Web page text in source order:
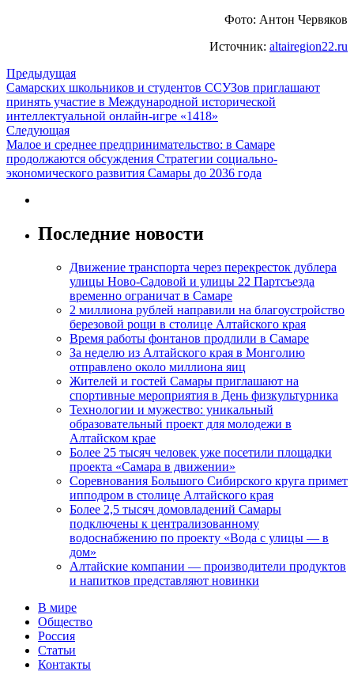
Фото: Антон Червяков
Источник: altairegion22.ru
Предыдущая
Самарских школьников и студентов ССУЗов приглашают
принять участие в Международной исторической
интеллектуальной онлайн-игре «1418»
Следующая
Малое и среднее предпринимательство: в Самаре
продолжаются обсуждения Стратегии социально-
экономического развития Самары до 2036 года
Последние новости
Движение транспорта через перекресток дублера
улицы Ново-Садовой и улицы 22 Партсъезда
временно ограничат в Самаре
2 миллиона рублей направили на благоустройство
березовой рощи в столице Алтайского края
Время работы фонтанов продлили в Самаре
За неделю из Алтайского края в Монголию
отправлено около миллиона яиц
Жителей и гостей Самары приглашают на
спортивные мероприятия в День физкультурника
Технологии и мужество: уникальный
образовательный проект для молодежи в
Алтайском крае
Более 25 тысяч человек уже посетили площадки
проекта «Самара в движении»
Соревнования Большого Сибирского круга примет
ипподром в столице Алтайского края
Более 2,5 тысяч домовладений Самары
подключены к централизованному
водоснабжению по проекту «Вода с улицы — в
дом»
Алтайские компании — производители продуктов
и напитков представляют новинки
В мире
Общество
Россия
Статьи
Контакты